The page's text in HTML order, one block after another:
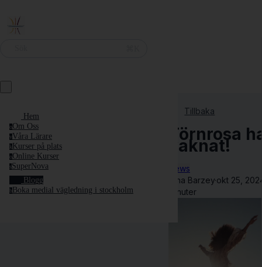
Hem
oOm Oss
vVåra Lärare
k Kurser på plats
oOnline Kurser
sSuperNova
Blogg
b Boka medial vägledning i stockholm
Tillbaka
Törnrosa
vaknat!
News
Nina Barzey·okt 25,
minuter